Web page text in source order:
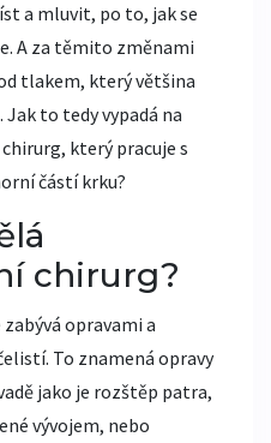
a mluvit, po to, jak se
A za těmito změnami
tlakem, který většina
to tedy vypadá na
který pracuje s
částí krku?
chirurg?
opravami a
To znamená opravy
jako je rozštěp patra,
vývojem, nebo